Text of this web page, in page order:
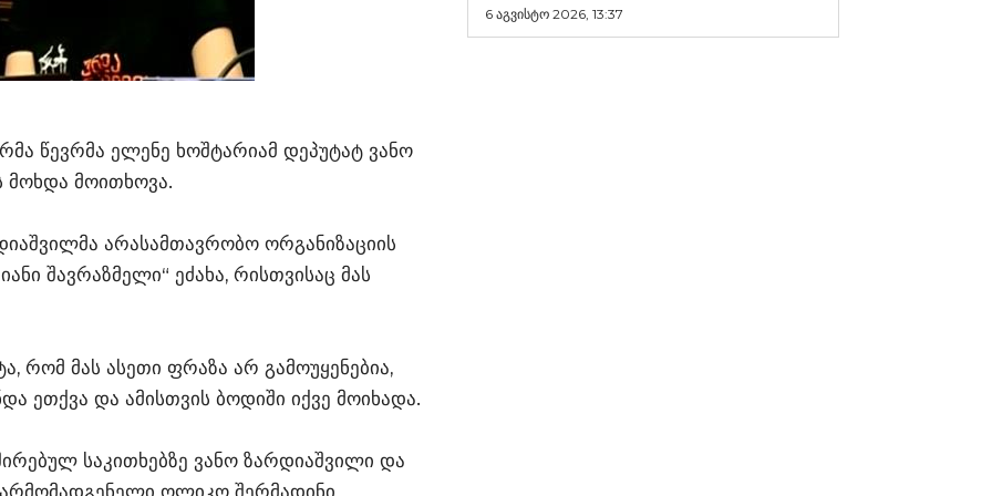
წევრმა ელენე ხოშტარიამ დეპუტატ ვანო
მოხდა მოითხოვა.
არასამთავრობო ორგანიზაციის
შავრაზმელი“ ეძახა, რისთვისაც მას
რომ მას ასეთი ფრაზა არ გამოუყენებია,
ეთქვა და ამისთვის ბოდიში იქვე მოიხადა.
საკითხებზე ვანო ზარდიაშვილი და
ოლიკო შერმადინი
6 აგვისტო 2026, 13:37